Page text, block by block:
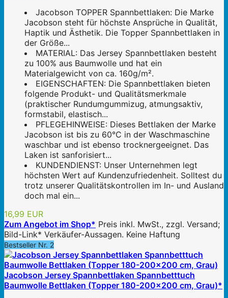
Jacobson TOPPER Spannbettlaken: Die Marke
Jacobson steht für höchste Ansprüche in Qualität,
Haptik und Ästhetik. Die Topper Spannbettlaken in
der Größe...
MATERIAL: Das Jersey Spannbettlaken besteht
zu 100% aus Baumwolle und hat ein
Materialgewicht von ca. 160g/m².
EIGENSCHAFTEN: Die Spannbettlaken bieten
folgende Produkt- und Qualitätsmerkmale
(praktischer Rundumgummizug, atmungsaktiv,
formstabil, elastisch...
PFLEGEHINWEISE: Dieses Bettlaken der Marke
Jacobson ist bis zu 60°C in der Waschmaschine
waschbar und ist ebenso trocknergeeignet. Das
Laken ist sanforisiert...
KUNDENDIENST: Unser Unternehmen legt
höchsten Wert auf Kundenzufriedenheit. Solltest du
trotz unserer Qualitätskontrollen im In- und Ausland
doch mal ein...
16,99 EUR
Zum Angebot im Shop* Preis inkl. MwSt., zzgl. Versand;
Bild-Link* Verkäufer-Aussagen. Keine Haftung
Bestseller Nr. 2
Jacobson Jersey Spannbettlaken Spannbetttuch
Baumwolle Bettlaken (Topper 180-200x200 cm, Grau)*